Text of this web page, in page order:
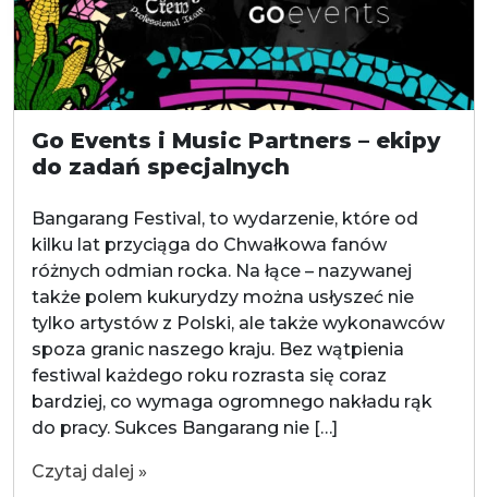
Go Events i Music Partners – ekipy
do zadań specjalnych
Bangarang Festival, to wydarzenie, które od
kilku lat przyciąga do Chwałkowa fanów
różnych odmian rocka. Na łące – nazywanej
także polem kukurydzy można usłyszeć nie
tylko artystów z Polski, ale także wykonawców
spoza granic naszego kraju. Bez wątpienia
festiwal każdego roku rozrasta się coraz
bardziej, co wymaga ogromnego nakładu rąk
do pracy. Sukces Bangarang nie […]
Czytaj dalej »